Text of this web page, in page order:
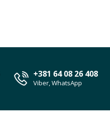
+381 64 08 26 408
Viber, WhatsApp